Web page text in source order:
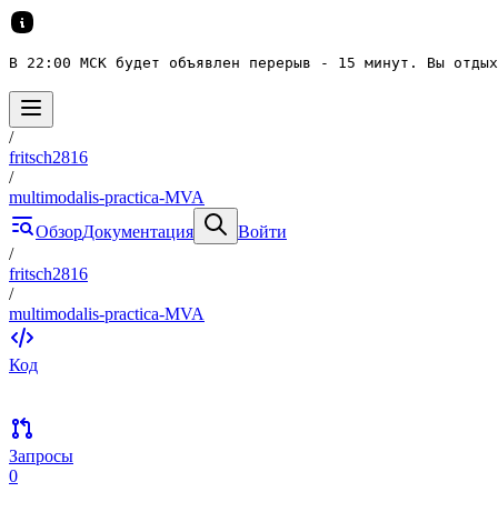
В 22:00 МСК будет объявлен перерыв - 15 минут. Вы
/
fritsch2816
/
multimodalis-practica-MVA
ОбзорДокументация
Войти
/
fritsch2816
/
multimodalis-practica-MVA
Код
Запросы
0